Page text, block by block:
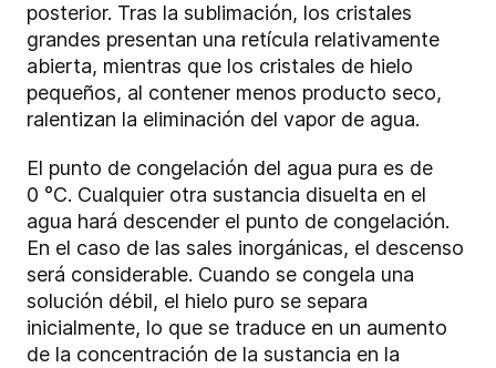
posterior. Tras la sublimación, los cristales
grandes presentan una retícula relativamente
abierta, mientras que los cristales de hielo
pequeños, al contener menos producto seco,
ralentizan la eliminación del vapor de agua.
El punto de congelación del agua pura es de
0 °C. Cualquier otra sustancia disuelta en el
agua hará descender el punto de congelación.
En el caso de las sales inorgánicas, el descenso
será considerable. Cuando se congela una
solución débil, el hielo puro se separa
inicialmente, lo que se traduce en un aumento
de la concentración de la sustancia en la